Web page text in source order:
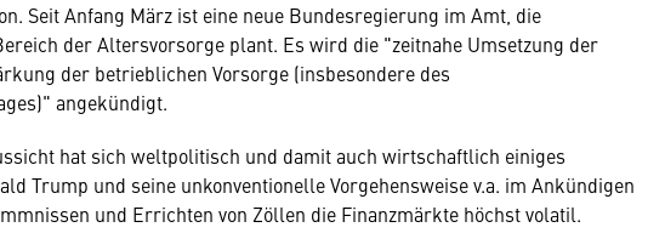
Seit Anfang März ist eine neue Bundesregierung im Amt, die
der Altersvorsorge plant. Es wird die "zeitnahe Umsetzung der
der betrieblichen Vorsorge (insbesondere des
angekündigt.
hat sich weltpolitisch und damit auch wirtschaftlich einiges
Trump und seine unkonventionelle Vorgehensweise v.a. im Ankündigen
und Errichten von Zöllen die Finanzmärkte höchst volatil.